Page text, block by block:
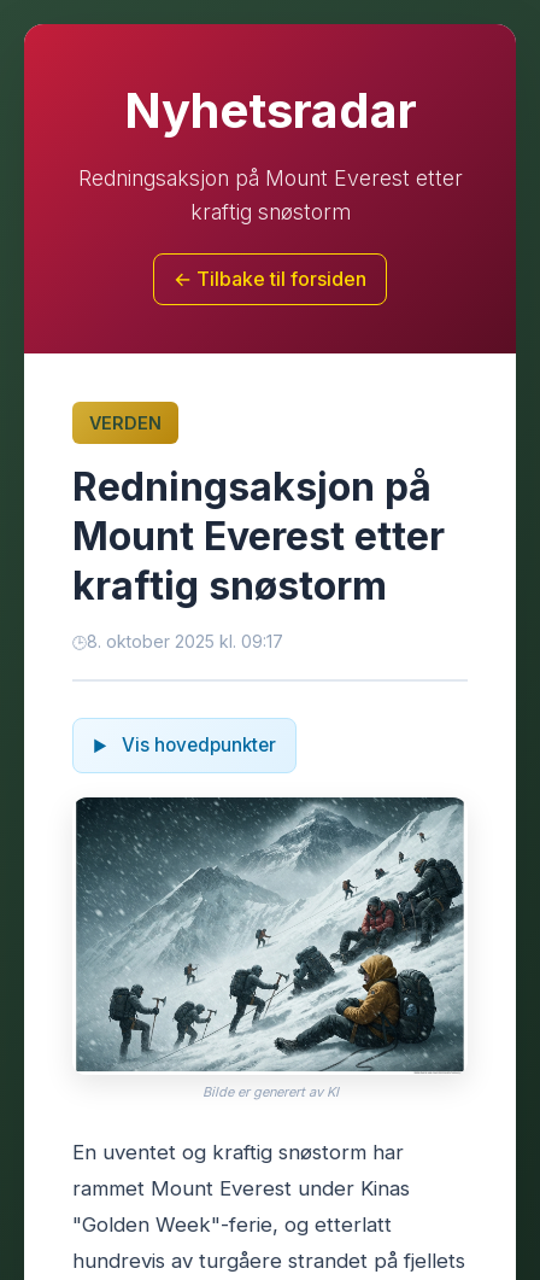
Nyhetsradar
Redningsaksjon på Mount Everest etter
kraftig snøstorm
← Tilbake til forsiden
VERDEN
Redningsaksjon på
Mount Everest etter
kraftig snøstorm
8. oktober 2025 kl. 09:17
Vis hovedpunkter
Bilde er generert av KI
En uventet og kraftig snøstorm har
rammet Mount Everest under Kinas
"Golden Week"-ferie, og etterlatt
hundrevis av turgåere strandet på fjellets